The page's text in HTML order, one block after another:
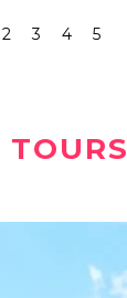
TOURS
2 3 4 5